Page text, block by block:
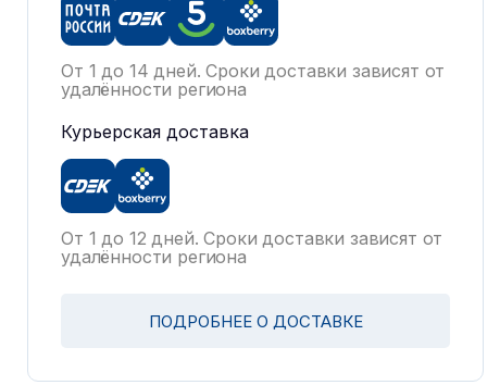
От 1 до 14 дней. Сроки доставки зависят от
удалённости региона
Курьерская доставка
От 1 до 12 дней. Сроки доставки зависят от
удалённости региона
ПОДРОБНЕЕ О ДОСТАВКЕ